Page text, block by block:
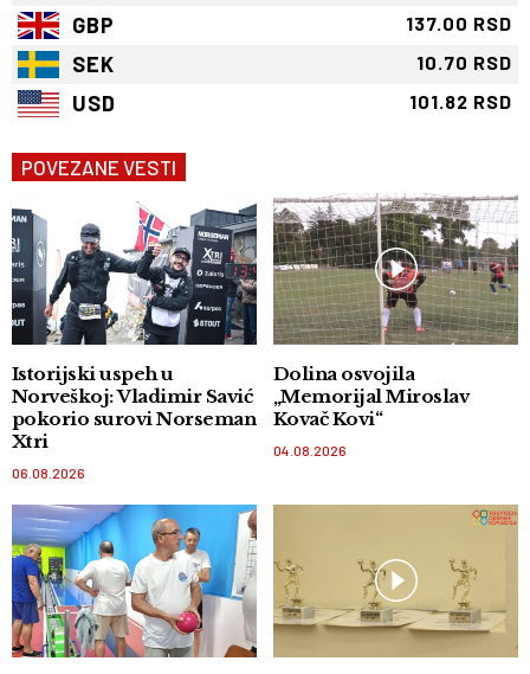
GBP 137.00 RSD
SEK 10.70 RSD
USD 101.82 RSD
POVEZANE VESTI
Istorijski uspeh u
Norveškoj: Vladimir Savić
pokorio surovi Norseman
Xtri
06.08.2026
Dolina osvojila
„Memorijal Miroslav
Kovač Kovi“
04.08.2026